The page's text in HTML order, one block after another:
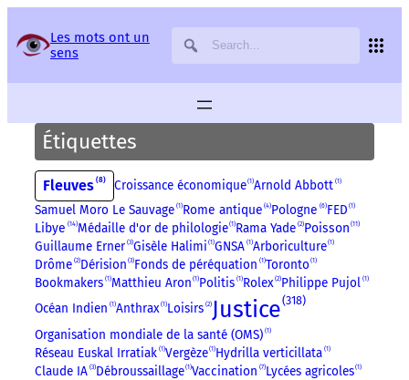
Les mots ont un
sens
Étiquettes
Fleuves 8 Croissance économique 1 Arnold Abbott 1
Samuel Moro Le Sauvage 1 Rome antique 4 Pologne 6 FED 1
Libye 14 Médaille d'or de philologie 1 Rama Yade 2 Poisson 11
Guillaume Erner 3 Gisèle Halimi 1 GNSA 1 Arboriculture 1
Drôme 2 Dérision 3 Fonds de péréquation 1 Toronto 1
Bookmakers 1 Matthieu Aron 1 Politis 1 Rolex 2 Philippe Pujol 1
Océan Indien 1 Anthrax 1 Loisirs 2 Justice 318
Organisation mondiale de la santé (OMS) 1
Réseau Euskal Irratiak 1 Vergèze 1 Hydrilla verticillata 1
Claude IA 3 Débroussaillage 1 Vaccination 7 Lycées agricoles 1
Panneau de gestion des services